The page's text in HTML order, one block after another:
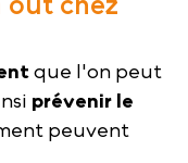
que l'on peut
prévenir le
peuvent